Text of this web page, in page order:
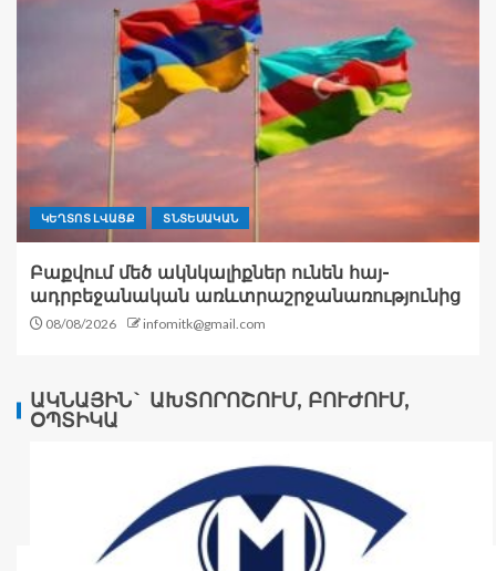
ԿԵՂՏՈՏ ԼՎԱՑՔ ՏՆՏԵՍԱԿԱՆ
Բաքվում մեծ ակնկալիքներ ունեն հայ-
ադրբեջանական առևտրաշրջանառությունից
08/08/2026 infomitk@gmail.com
ԱԿՆԱՅԻՆ` ԱԽՏՈՐՈՇՈՒՄ, ԲՈՒԺՈՒՄ,
ՕՊՏԻԿԱ